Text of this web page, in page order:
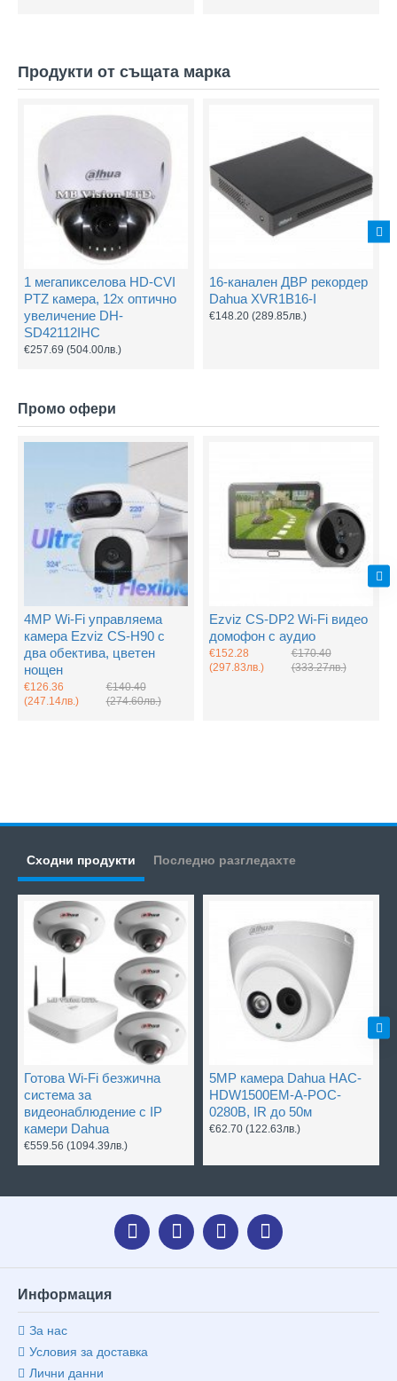
Продукти от същата марка
1 мегапикселова HD-CVI
PTZ камера, 12х оптично
увеличение DH-
SD42112IHC
€257.69 (504.00лв.)
16-канален ДВР рекордер
Dahua XVR1B16-I
€148.20 (289.85лв.)
Промо офери
4MP Wi-Fi управляема
камера Ezviz CS-H90 с
два обектива, цветен
нощен
€126.36
(247.14лв.)
€140.40
(274.60лв.)
Ezviz CS-DP2 Wi-Fi видео
домофон с аудио
€152.28
(297.83лв.)
€170.40
(333.27лв.)
Сходни продукти Последно разгледахте
Готова Wi-Fi безжична
система за
видеонаблюдение с IP
камери Dahua
€559.56 (1094.39лв.)
5MP камера Dahua HAC-
HDW1500EM-A-POC-
0280B, IR до 50м
€62.70 (122.63лв.)
Информация
За нас
Условия за доставка
Лични данни